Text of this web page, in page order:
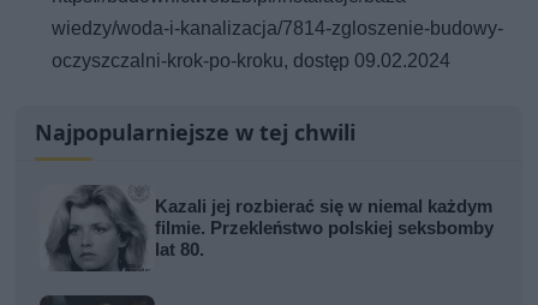
wiedzy/woda-i-kanalizacja/7814-zgloszenie-budowy-
oczyszczalni-krok-po-kroku, dostęp 09.02.2024
Najpopularniejsze w tej chwili
Kazali jej rozbierać się w niemal każdym
filmie. Przekleństwo polskiej seksbomby
lat 80.